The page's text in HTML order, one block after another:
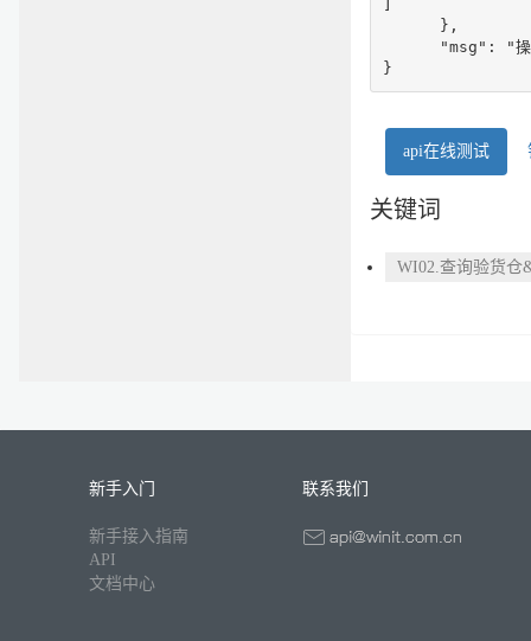
      },
"msg": "操
}
api在线测试
关键词
WI02.查询验货仓
新手入门
新手接入指南
API
文档中心
联系我们